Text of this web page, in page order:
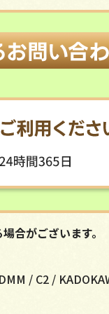
合がございます。
/ C2 /